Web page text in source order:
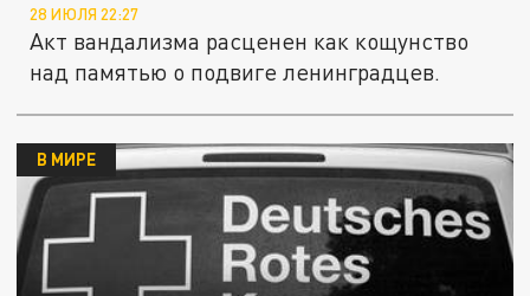
28 ИЮЛЯ 22:27
Акт вандализма расценен как кощунство
над памятью о подвиге ленинградцев.
В МИРЕ